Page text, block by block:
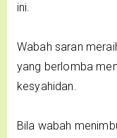
ini.
Wabah saran
yang berlomba
kesyahidan.
Bila wabah